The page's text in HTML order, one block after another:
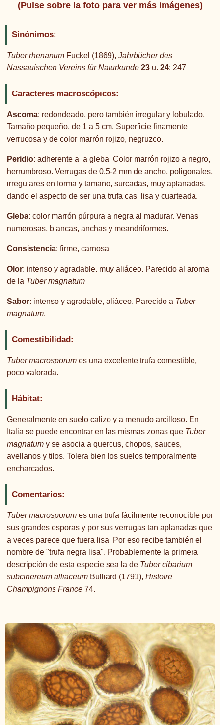
(Pulse sobre la foto para ver más imágenes)
Sinónimos:
Tuber rhenanum Fuckel (1869), Jahrbücher des
Nassauischen Vereins für Naturkunde 23 u. 24: 247
Caracteres macroscópicos:
Ascoma: redondeado, pero también irregular y lobulado.
Tamaño pequeño, de 1 a 5 cm. Superficie finamente
verrucosa y de color marrón rojizo, negruzco.
Peridio: adherente a la gleba. Color marrón rojizo a negro,
herrumbroso. Verrugas de 0,5-2 mm de ancho, poligonales,
irregulares en forma y tamaño, surcadas, muy aplanadas,
dando el aspecto de ser una trufa casi lisa y cuarteada.
Gleba: color marrón púrpura a negra al madurar. Venas
numerosas, blancas, anchas y meandriformes.
Consistencia: firme, carnosa
Olor: intenso y agradable, muy aliáceo. Parecido al aroma
de la Tuber magnatum
Sabor: intenso y agradable, aliáceo. Parecido a Tuber
magnatum.
Comestibilidad:
Tuber macrosporum es una excelente trufa comestible,
poco valorada.
Hábitat:
Generalmente en suelo calizo y a menudo arcilloso. En
Italia se puede encontrar en las mismas zonas que Tuber
magnatum y se asocia a quercus, chopos, sauces,
avellanos y tilos. Tolera bien los suelos temporalmente
encharcados.
Comentarios:
Tuber macrosporum es una trufa fácilmente reconocible por
sus grandes esporas y por sus verrugas tan aplanadas que
a veces parece que fuera lisa. Por eso recibe también el
nombre de "trufa negra lisa". Probablemente la primera
descripción de esta especie sea la de Tuber cibarium
subcinereum alliaceum Bulliard (1791), Histoire
Champignons France 74.